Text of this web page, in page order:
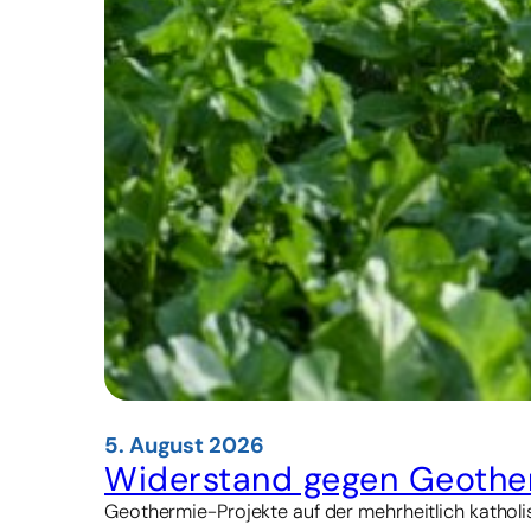
5. August 2026
Widerstand gegen
Geothermie-Projekte auf der mehrheitlich